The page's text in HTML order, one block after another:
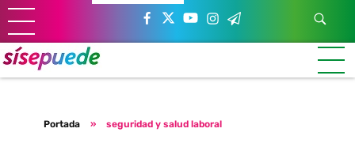
Sí se puede Canarias
Únete al movimiento ecosocialista
Portada » seguridad y salud laboral